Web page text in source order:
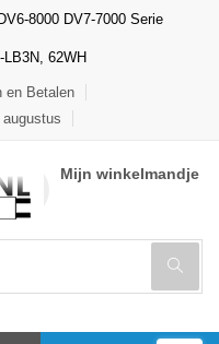
8000 DV7-7000 Serie
62WH
en Betalen
Mijn winkelmandje